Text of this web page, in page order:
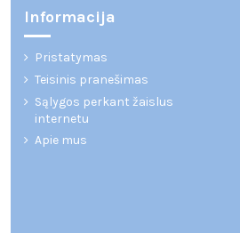
Informacija
Pristatymas
Teisinis pranešimas
Sąlygos perkant žaislus
internetu
Apie mus